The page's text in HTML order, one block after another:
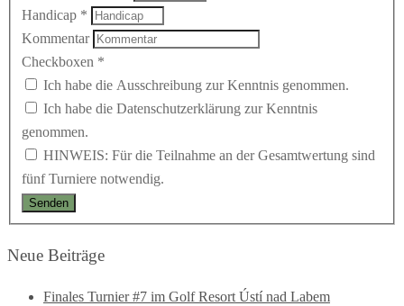
Handicap *
Kommentar
Checkboxen *
Ich habe die Ausschreibung zur Kenntnis genommen.
Ich habe die Datenschutzerklärung zur Kenntnis
genommen.
HINWEIS: Für die Teilnahme an der Gesamtwertung sind
fünf Turniere notwendig.
Neue Beiträge
Finales Turnier #7 im Golf Resort Ústí nad Labem